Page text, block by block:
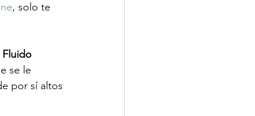
, solo te
Fluido
se le
por sí altos